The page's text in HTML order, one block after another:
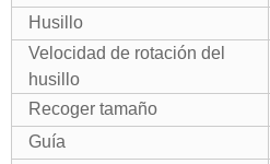
Husillo
Velocidad de rotación del
husillo
Recoger tamaño
Guía